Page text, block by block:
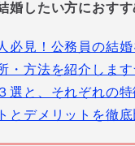
婚したい方におす
必見！公務員の結
・方法を紹介しま
選と、それぞれの
とデメリットを徹